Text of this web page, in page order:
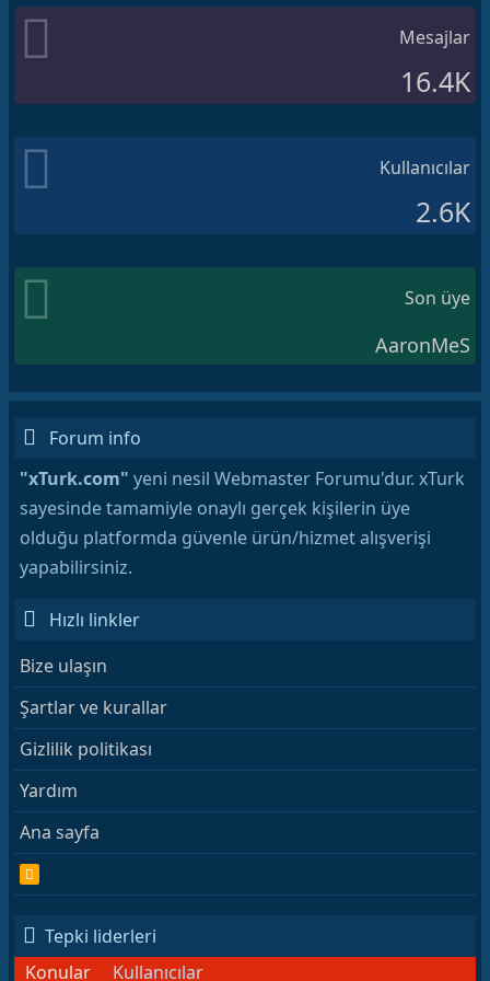
Mesajlar
16.4K
Kullanıcılar
2.6K
Son üye
AaronMeS
Forum info
"xTurk.com" yeni nesil Webmaster Forumu'dur. xTurk
sayesinde tamamiyle onaylı gerçek kişilerin üye
olduğu platformda güvenle ürün/hizmet alışverişi
yapabilirsiniz.
Hızlı linkler
Bize ulaşın
Şartlar ve kurallar
Gizlilik politikası
Yardım
Ana sayfa
S
Tepki liderleri
Konular
Kullanıcılar